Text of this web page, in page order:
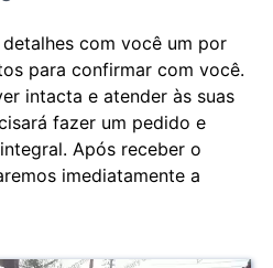
com você um por
para confirmar com você.
intacta e atender às suas
fazer um pedido e
Após receber o
imediatamente a